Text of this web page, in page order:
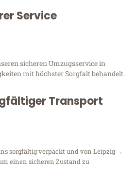
Service
sicheren Umzugsservice in
mit höchster Sorgfalt behandelt.
Transport
sorgfältig verpackt und von Leipzig →
einen sicheren Zustand zu